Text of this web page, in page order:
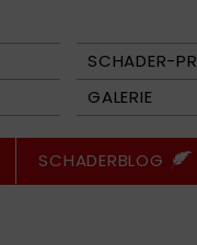
SCHADER-
GALERIE
SCHADERBLOG